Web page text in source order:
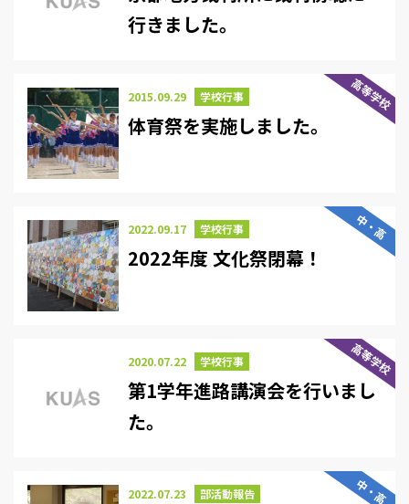
行きました。
高等学校
2015.09.29 学校行事
体育祭を実施しました。
中・高
2022.09.17 学校行事
2022年度 文化祭閉幕！
高等学校
2020.07.22 学校行事
第1学年進路講演会を行いまし
た。
中・高
2022.07.23 部活動報告